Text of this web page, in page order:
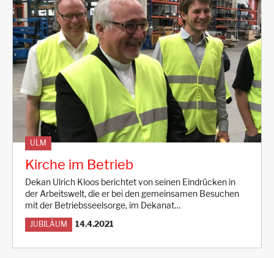
ULM
Kirche im Betrieb
Dekan Ulrich Kloos berichtet von seinen Eindrücken in
der Arbeitswelt, die er bei den gemeinsamen Besuchen
mit der Betriebsseelsorge, im Dekanat…
JUBILÄUM 14.4.2021